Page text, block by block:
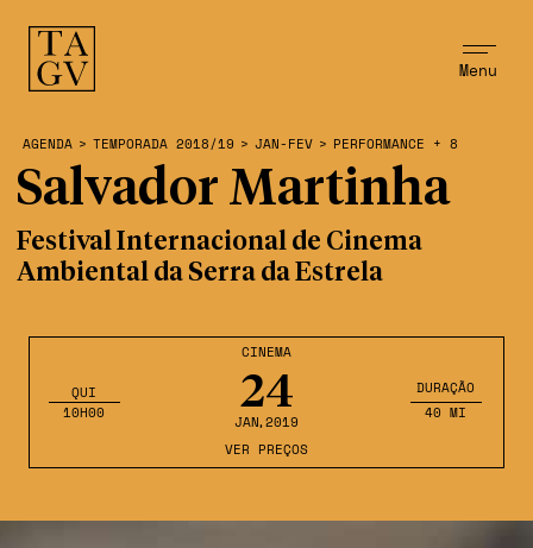
Menu
CINEMA
24
JAN,2019
QUI
10H00
DURAÇÃO
40 MI
VER PREÇOS
AGENDA > TEMPORADA 2018/19 > JAN-FEV > PERFORMANCE + 8
Salvador Martinha
Festival Internacional de Cinema
Ambiental da Serra da Estrela